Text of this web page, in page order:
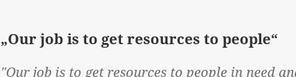
„Our job is to get resources to people“
"Our job is to get resources to people in need